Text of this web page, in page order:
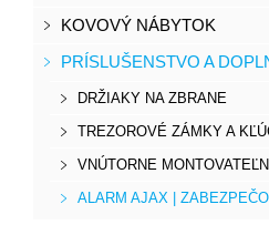
KOVOVÝ NÁBYTOK
PRÍSLUŠENSTVO A
DRŽIAKY NA ZBRANE
TREZOROVÉ ZÁMKY A
VNÚTORNE
ALARM AJAX |